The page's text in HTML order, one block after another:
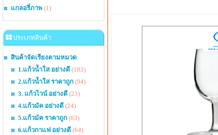
แกลอรี่ภาพ (1)
ประเภทสินค้า
สินค้าจัดเรียงตามหมวด
1.แก้วน้ำใส อย่างดี (183)
2.แก้วน้ำใส ราคาถูก (94)
3. แก้วไวน์ อย่างดี (23)
4.แก้วมัค อย่างดี (24)
5.แก้วมัค ราคาถูก (63)
6.แก้วกาแฟ อย่างดี (64)